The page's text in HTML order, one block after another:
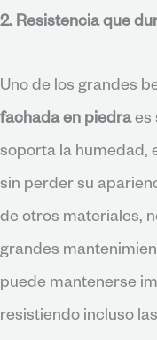
2. Resistencia que
Uno de los grandes
fachada en piedraes
soporta la humedad,
sin perder su
de otros materiales,
grandes
puede mantenerse
resistiendo incluso